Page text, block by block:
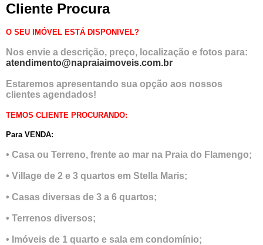
Cliente Procura
O SEU IMÓVEL ESTÁ DISPONIVEL?
Nos envie a descrição, preço, localização e fotos para:
atendimento@napraiaimoveis.com.br
Estaremos apresentando sua opção aos nossos
clientes agendados!
TEMOS CLIENTE PROCURANDO:
Para VENDA:
• Casa ou Terreno, frente ao mar na Praia do Flamengo;
• Village de 2 e 3 quartos em Stella Maris;
• Casas diversas de 3 a 6 quartos;
• Terrenos diversos;
• Imóveis de 1 quarto e sala em condomínio;